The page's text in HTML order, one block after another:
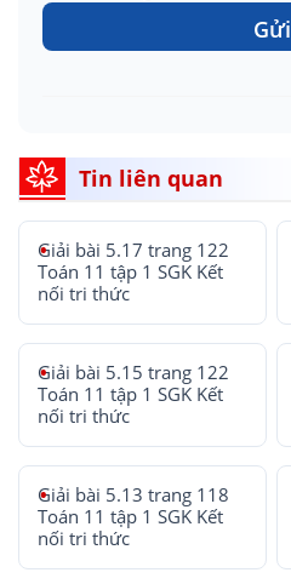
Gửi
Tin liên quan
Giải bài 5.17 trang 122
Toán 11 tập 1 SGK Kết
nối tri thức
Giải bài 5.15 trang 122
Toán 11 tập 1 SGK Kết
nối tri thức
Giải bài 5.13 trang 118
Toán 11 tập 1 SGK Kết
nối tri thức